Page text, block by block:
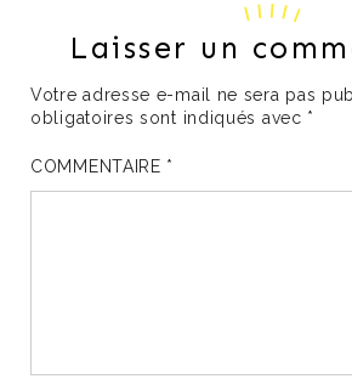
Laisser un
Votre adresse e-mail ne sera pas
obligatoires sont indiqués avec *
COMMENTAIRE *